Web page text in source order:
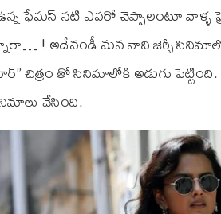
నటి ఎవరో చెప్పాలంటూ వాళ్ళ
! అదేనండీ మన నాని జెర్సీ
చిత్రం తో సినిమాలోకి అడుగు పెట్టింది.
చేసింది.